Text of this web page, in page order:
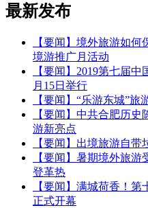
最新发布
【要闻】境外旅游如
境游推广月活动
【要闻】2019第七届
月15日举行
【要闻】“乐游东城”
【要闻】中共合肥历
游新亮点
【要闻】出境旅游自
【要闻】暑期境外旅
登革热
【要闻】满城荷香！
正式开幕